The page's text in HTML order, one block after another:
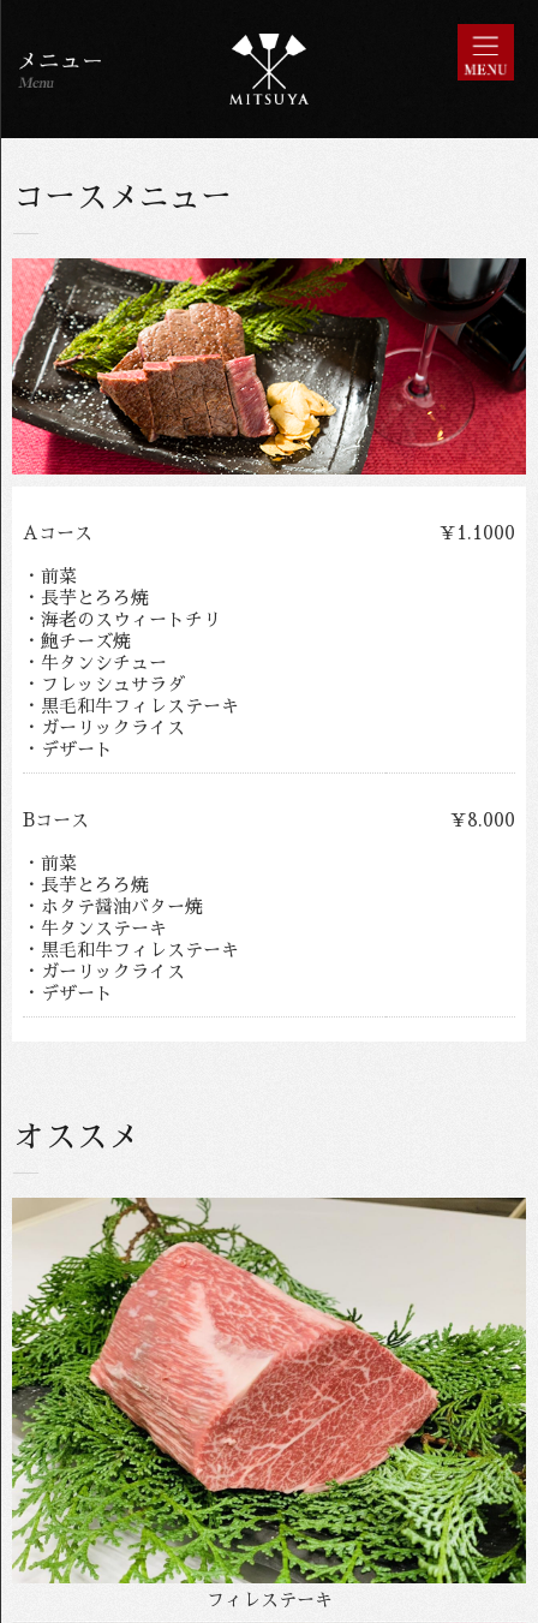
コースメニュー
Aコース
・前菜
・長芋とろろ焼
・海老のスウィートチリ
・鮑チーズ焼
・牛タンシチュー
・フレッシュサラダ
・黒毛和牛フィレステーキ
・ガーリックライス
・デザート
￥1.1000
Bコース
・前菜
・長芋とろろ焼
・ホタテ醤油バター焼
・牛タンステーキ
・黒毛和牛フィレステーキ
・ガーリックライス
・デザート
￥8.000
オススメ
フィレステーキ